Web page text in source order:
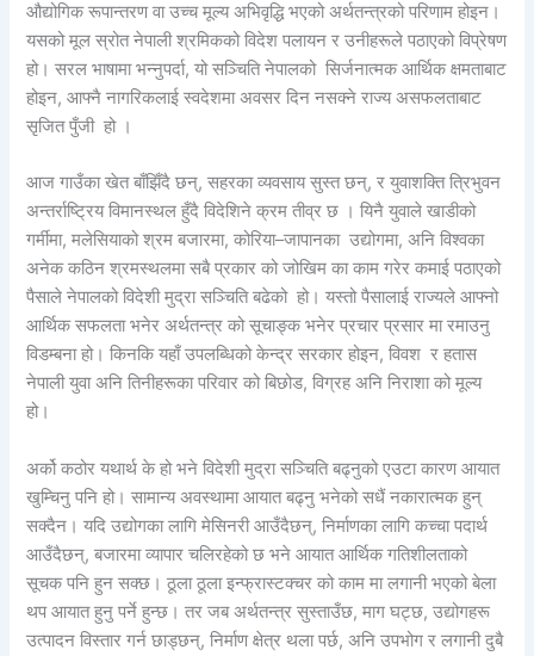
औद्योगिक रूपान्तरण वा उच्च मूल्य अभिवृद्धि भएको अर्थतन्त्रको परिणाम होइन।
यसको मूल स्रोत नेपाली श्रमिकको विदेश पलायन र उनीहरूले पठाएको विप्रेषण
हो। सरल भाषामा भन्नुपर्दा, यो सञ्चिति नेपालको सिर्जनात्मक आर्थिक क्षमताबाट
होइन, आफ्नै नागरिकलाई स्वदेशमा अवसर दिन नसक्ने राज्य असफलताबाट
सृजित पुँजी हो ।
आज गाउँका खेत बाँझिँदै छन्, सहरका व्यवसाय सुस्त छन्, र युवाशक्ति त्रिभुवन
अन्तर्राष्ट्रिय विमानस्थल हुँदै विदेशिने क्रम तीव्र छ । यिनै युवाले खाडीको
गर्मीमा, मलेसियाको श्रम बजारमा, कोरिया–जापानका उद्योगमा, अनि विश्वका
अनेक कठिन श्रमस्थलमा सबै प्रकार को जोखिम का काम गरेर कमाई पठाएको
पैसाले नेपालको विदेशी मुद्रा सञ्चिति बढेको हो। यस्तो पैसालाई राज्यले आफ्नो
आर्थिक सफलता भनेर अर्थतन्त्र को सूचाङ्क भनेर प्रचार प्रसार मा रमाउनु
विडम्बना हो। किनकि यहाँ उपलब्धिको केन्द्र सरकार होइन, विवश र हतास
नेपाली युवा अनि तिनीहरूका परिवार को बिछोड, विग्रह अनि निराशा को मूल्य
हो।
अर्को कठोर यथार्थ के हो भने विदेशी मुद्रा सञ्चिति बढ्नुको एउटा कारण आयात
खुम्चिनु पनि हो। सामान्य अवस्थामा आयात बढ्नु भनेको सधैं नकारात्मक हुन्
सक्दैन। यदि उद्योगका लागि मेसिनरी आउँदैछन्, निर्माणका लागि कच्चा पदार्थ
आउँदैछन्, बजारमा व्यापार चलिरहेको छ भने आयात आर्थिक गतिशीलताको
सूचक पनि हुन सक्छ। ठूला ठूला इन्फ्रास्टक्चर को काम मा लगानी भएको बेला
थप आयात हुनु पर्ने हुन्छ। तर जब अर्थतन्त्र सुस्ताउँछ, माग घट्छ, उद्योगहरू
उत्पादन विस्तार गर्न छाड्छन्, निर्माण क्षेत्र थला पर्छ, अनि उपभोग र लगानी दुबै